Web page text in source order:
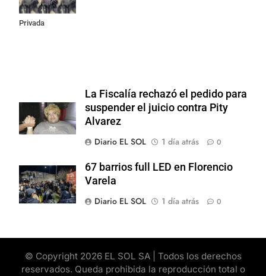
Propiedad
Privada
La Fiscalía rechazó el pedido para
suspender el juicio contra Pity
Alvarez
Diario EL SOL
1 día atrás 0
67 barrios full LED en Florencio
Varela
Diario EL SOL
1 día atrás 0
© Copyright 2026 EL SOL SA | Todos los derechos
reservados. Queda prohibida la reproducción total o